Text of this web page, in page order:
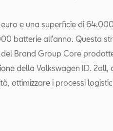
e una superficie di 64.000
batterie all’anno. Questa
Brand Group Core
della Volkswagen ID. 2all,
ottimizzare i processi